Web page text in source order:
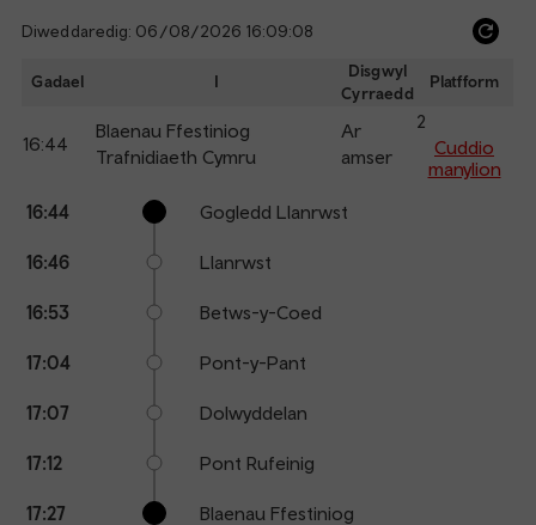
Diweddaredig: 06/08/2026 16:09:08
Gadael I
Disgwyl
Cyrraedd
Platfform
16:44
Blaenau Ffestiniog
Trafnidiaeth Cymru
Ar
amser
2
Cuddio
manylion
points
Arrival
Station
16:44 Gogledd Llanrwst
16:46 Llanrwst
16:53 Betws-y-Coed
17:04 Pont-y-Pant
17:07 Dolwyddelan
17:12 Pont Rufeinig
17:27 Blaenau Ffestiniog